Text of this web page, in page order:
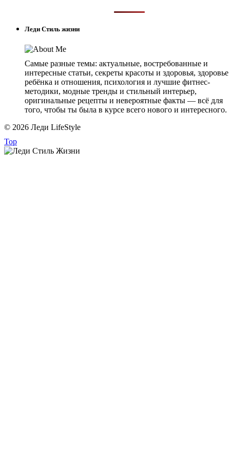
Леди Стиль жизни
Самые разные темы: актуальные, востребованные и
интересные статьи, секреты красоты и здоровья, здоровье
ребёнка и отношения, психология и лучшие фитнес-
методики, модные тренды и стильный интерьер,
оригинальные рецепты и невероятные факты — всё для
того, чтобы ты была в курсе всего нового и интересного.
© 2026 Леди LifeStyle
Top